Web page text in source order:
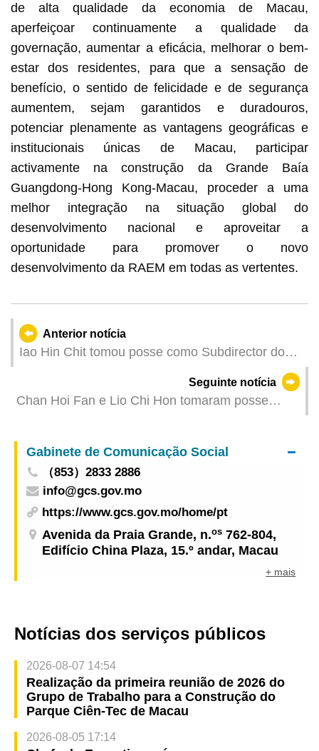
de alta qualidade da economia de Macau,
aperfeiçoar continuamente a qualidade da
governação, aumentar a eficácia, melhorar o bem-
estar dos residentes, para que a sensação de
benefício, o sentido de felicidade e de segurança
aumentem, sejam garantidos e duradouros,
potenciar plenamente as vantagens geográficas e
institucionais únicas de Macau, participar
activamente na construção da Grande Baía
Guangdong-Hong Kong-Macau, proceder a uma
melhor integração na situação global do
desenvolvimento nacional e aproveitar a
oportunidade para promover o novo
desenvolvimento da RAEM em todas as vertentes.
Anterior notícia
Iao Hin Chit tomou posse como Subdirector dos
Seguinte notícia
Chan Hoi Fan e Lio Chi Hon tomaram posse
Supervisão e da Gestão dos Activos Públicos
Gabinete de Comunicação Social
（853）2833 2886
info@gcs.gov.mo
https://www.gcs.gov.mo/home/pt
Avenida da Praia Grande, n.os 762-804,
Edifício China Plaza, 15.º andar, Macau
+ mais
Notícias dos serviços públicos
2026-08-07 14:54
Realização da primeira reunião de 2026 do
Grupo de Trabalho para a Construção do
Parque Ciên-Tec de Macau
2026-08-05 17:14